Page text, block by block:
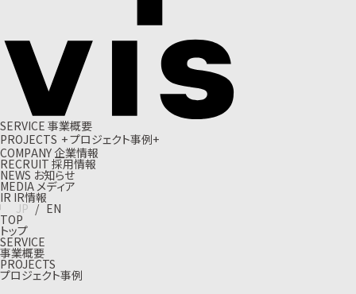
SERVICE 事業概要
PROJECTS +プロジェクト事例+
COMPANY企業情報
RECRUIT 採用情報
NEWS お知らせ
MEDIA メディア
IR IR情報
JP / EN
TOP
トップ
SERVICE
事業概要
PROJECTS
プロジェクト事例